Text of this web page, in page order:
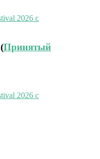
2026 с
Принятый
2026 с